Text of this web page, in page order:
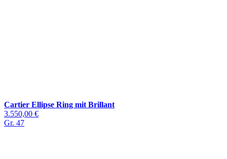
Cartier Ellipse Ring mit Brillant
3.550,00 €
Gr. 47